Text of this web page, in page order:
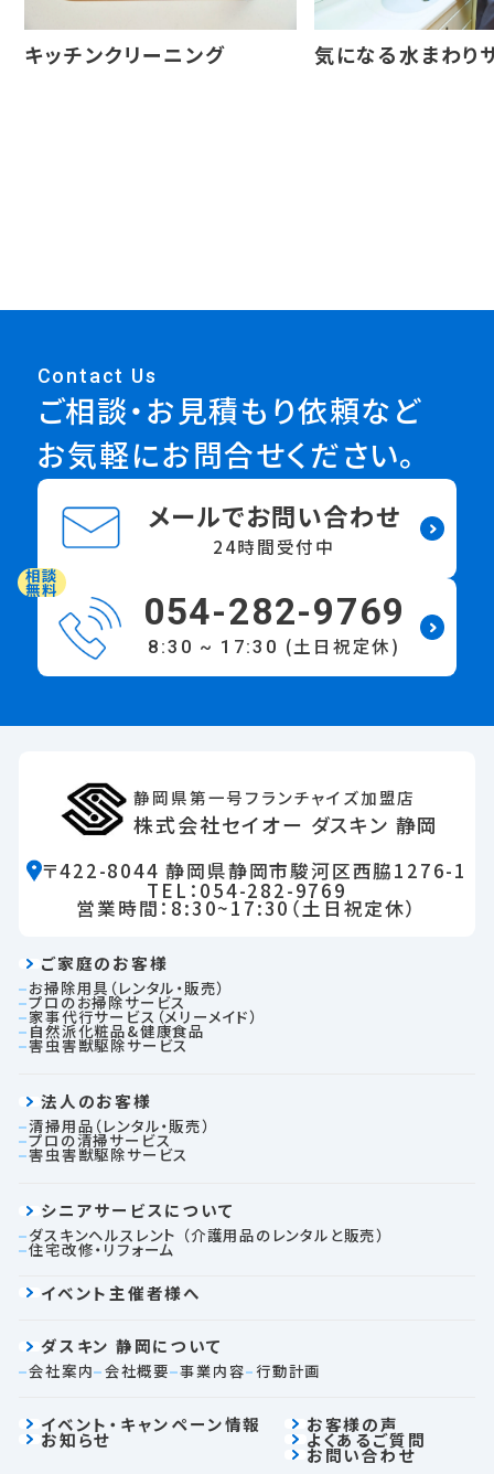
キッチンクリーニング 気になる水まわり
Contact Us
ご相談・お見積もり依頼など
お気軽にお問合せください。
メールでお問い合わせ
24時間受付中
相談
静岡県第一号フランチャイズ加盟店
株式会社セイオー ダスキン 静岡
〒422-8044 静岡県静岡市駿河区西脇1276-1
TEL：054-282-9769
営業時間：8:30~17:30（土日祝定休）
お掃除用具（レンタル・販売）
プロのお掃除サービス
家事代行サービス（メリーメイド）
自然派化粧品&健康食品
害虫害獣駆除サービス
法人のお客様
清掃用品（レンタル・販売）
プロの清掃サービス
害虫害獣駆除サービス
ダスキンヘルスレント（介護用品のレンタルと販売）
住宅改修・リフォーム
ダスキン 静岡について